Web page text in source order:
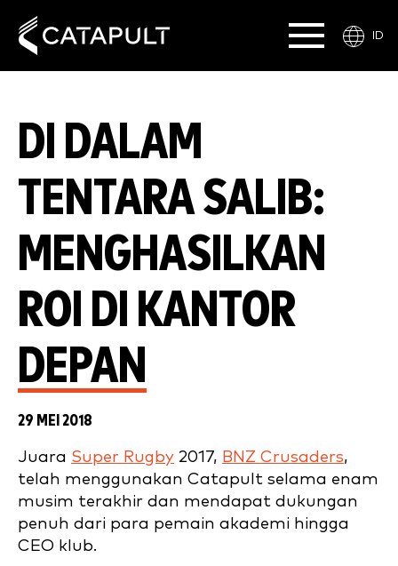
ID
DI DALAM
TENTARA SALIB:
MENGHASILKAN
ROI DI KANTOR
DEPAN
29 MEI 2018
Juara Super Rugby 2017, BNZ Crusaders,
telah menggunakan Catapult selama enam
musim terakhir dan mendapat dukungan
penuh dari para pemain akademi hingga
CEO klub.